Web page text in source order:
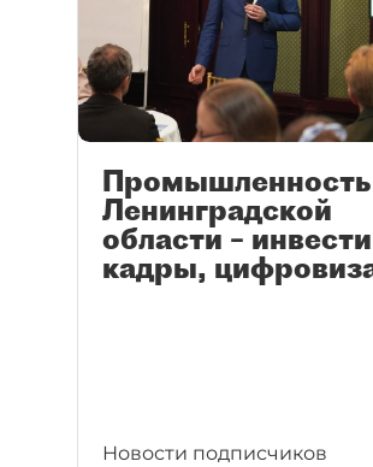
Промышленность
Ленинградской
области –
кадры,
Новости подписчиков